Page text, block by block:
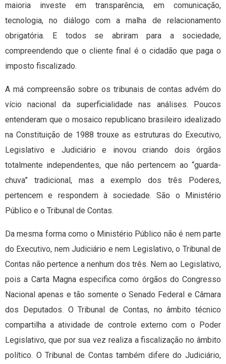
maioria investe em transparência, em comunicação,
tecnologia, no diálogo com a malha de relacionamento
obrigatória. E todos se abriram para a sociedade,
compreendendo que o cliente final é o cidadão que paga o
imposto fiscalizado.
A má compreensão sobre os tribunais de contas advém do
vício nacional da superficialidade nas análises. Poucos
entenderam que o mosaico republicano brasileiro idealizado
na Constituição de 1988 trouxe as estruturas do Executivo,
Legislativo e Judiciário e inovou criando dois órgãos
totalmente independentes, que não pertencem ao “guarda-
chuva” tradicional, mas a exemplo dos três Poderes,
pertencem e respondem à sociedade. São o Ministério
Público e o Tribunal de Contas.
Da mesma forma como o Ministério Público não é nem parte
do Executivo, nem Judiciário e nem Legislativo, o Tribunal de
Contas não pertence a nenhum dos três. Nem ao Legislativo,
pois a Carta Magna especifica como órgãos do Congresso
Nacional apenas e tão somente o Senado Federal e Câmara
dos Deputados. O Tribunal de Contas, no âmbito técnico
compartilha a atividade de controle externo com o Poder
Legislativo, que por sua vez realiza a fiscalização no âmbito
político. O Tribunal de Contas também difere do Judiciário,